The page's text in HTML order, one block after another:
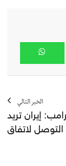
الخبر التالي
إيران تريد
التوصل لاتفاق